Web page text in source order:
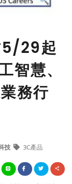
5/29起
智慧、
務行
技 3C產品